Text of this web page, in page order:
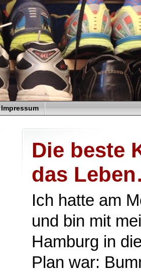
Impressum
Die beste
das
Ich hatte am
und bin mit
Hamburg in
Plan war: